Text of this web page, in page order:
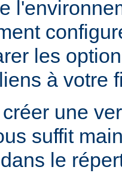
les
à votre
une
suffit
le